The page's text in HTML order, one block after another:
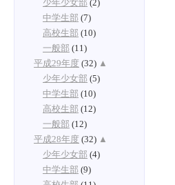
少年少女部 (2)
中学生部 (7)
高校生部 (10)
一般部 (11)
平成29年度 (32) ▲
少年少女部 (5)
中学生部 (10)
高校生部 (12)
一般部 (12)
平成28年度 (32) ▲
少年少女部 (4)
中学生部 (9)